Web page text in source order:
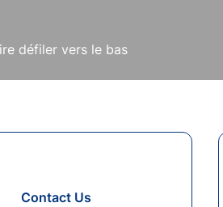
défiler vers le bas
Contact Us